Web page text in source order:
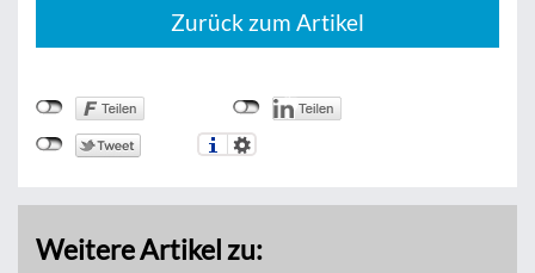
Zurück zum Artikel
Weitere Artikel zu: